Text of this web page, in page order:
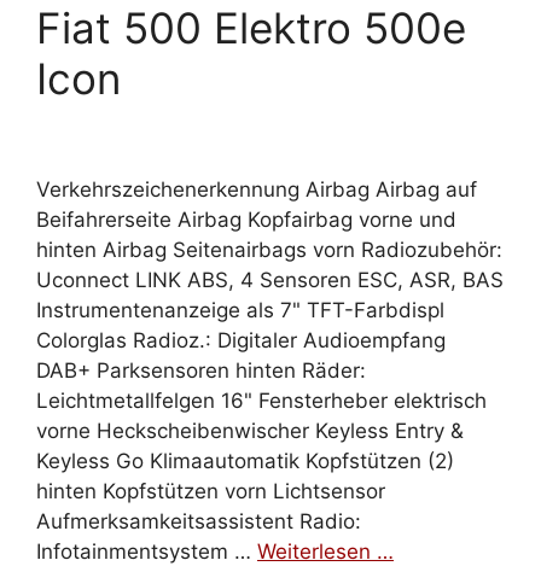
Fiat 500 Elektro 500e
Icon
Verkehrszeichenerkennung Airbag Airbag auf
Beifahrerseite Airbag Kopfairbag vorne und
hinten Airbag Seitenairbags vorn Radiozubehör:
Uconnect LINK ABS, 4 Sensoren ESC, ASR, BAS
Instrumentenanzeige als 7" TFT-Farbdispl
Colorglas Radioz.: Digitaler Audioempfang
DAB+ Parksensoren hinten Räder:
Leichtmetallfelgen 16" Fensterheber elektrisch
vorne Heckscheibenwischer Keyless Entry &
Keyless Go Klimaautomatik Kopfstützen (2)
hinten Kopfstützen vorn Lichtsensor
Aufmerksamkeitsassistent Radio:
Infotainmentsystem … Weiterlesen …